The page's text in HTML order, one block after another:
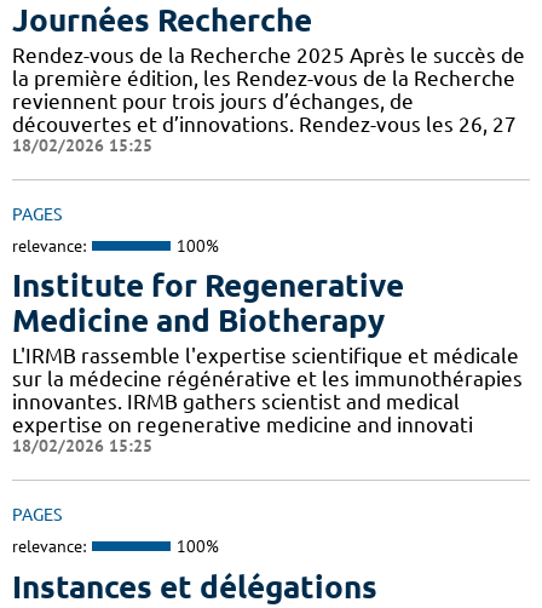
Journées Recherche
Rendez-vous de la Recherche 2025 Après le succès de
la première édition, les Rendez-vous de la Recherche
reviennent pour trois jours d’échanges, de
découvertes et d’innovations. Rendez-vous les 26, 27
18/02/2026 15:25
PAGES
relevance: 100%
Institute for Regenerative
Medicine and Biotherapy
L'IRMB rassemble l'expertise scientifique et médicale
sur la médecine régénérative et les immunothérapies
innovantes. IRMB gathers scientist and medical
expertise on regenerative medicine and innovati
18/02/2026 15:25
PAGES
relevance: 100%
Instances et délégations